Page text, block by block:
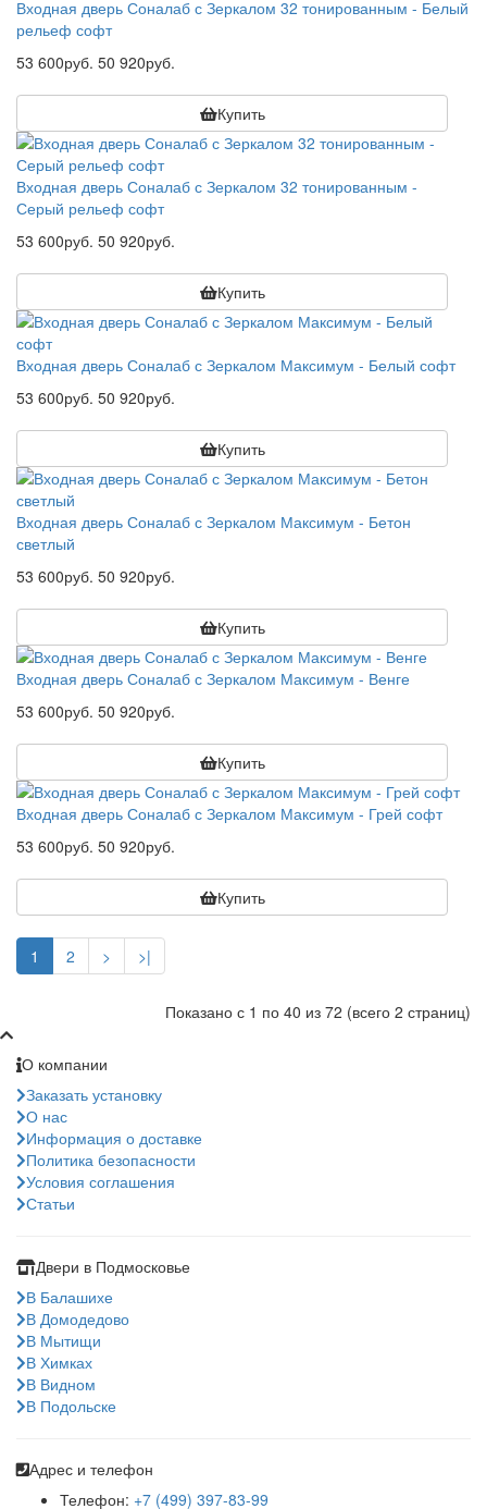
Входная дверь Соналаб с Зеркалом 32 тонированным - Белый
рельеф софт
53 600руб. 50 920руб.
Купить
Входная дверь Соналаб с Зеркалом 32 тонированным -
Серый рельеф софт
53 600руб. 50 920руб.
Купить
Входная дверь Соналаб с Зеркалом Максимум - Белый софт
53 600руб. 50 920руб.
Купить
Входная дверь Соналаб с Зеркалом Максимум - Бетон
светлый
53 600руб. 50 920руб.
Купить
Входная дверь Соналаб с Зеркалом Максимум - Венге
53 600руб. 50 920руб.
Купить
Входная дверь Соналаб с Зеркалом Максимум - Грей софт
53 600руб. 50 920руб.
Купить
1 2 > >|
Показано с 1 по 40 из 72 (всего 2 страниц)
О компании
Заказать установку
О нас
Информация о доставке
Политика безопасности
Условия соглашения
Статьи
Двери в Подмосковье
В Балашихе
В Домодедово
В Мытищи
В Химках
В Видном
В Подольске
Адрес и телефон
Телефон: +7 (499) 397-83-99